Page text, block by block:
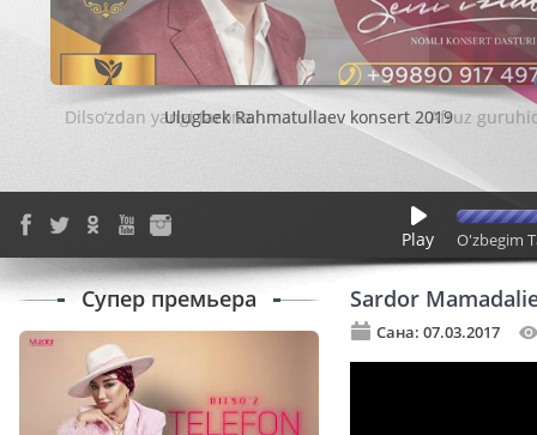
Ulugbek Rahmatullaev konsert 2019
Play O'zbegim
Sardor
Сана: 07.03.2017
Супер премьера